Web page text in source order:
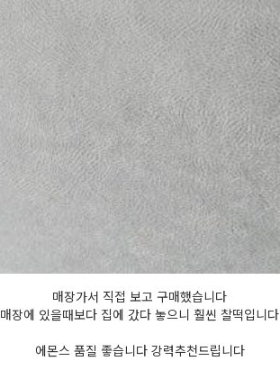
매장가서 직접 보고 구매했습니다
매장에 있을때보다 집에 갔다 놓으니 훨씬 찰떡입니다
에몬스 품질 좋습니다 강력추천드립니다